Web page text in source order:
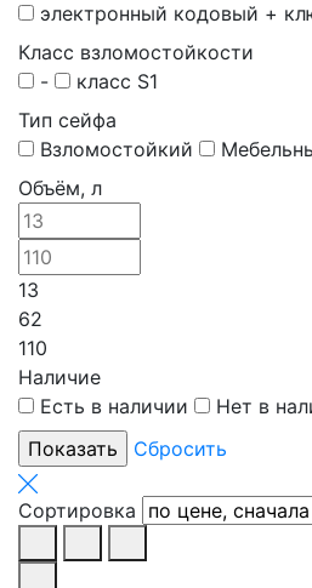
электронный кодовый +
Класс взломостойкости
-
класс S1
Тип сейфа
Взломостойкий
Объём, л
13
62
110
Наличие
Есть в наличии
Нет в
Сбросить
Сортировка